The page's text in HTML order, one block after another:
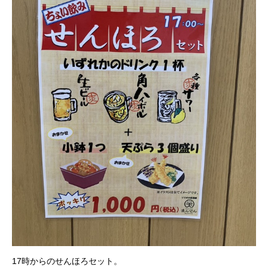
17時からのせんほろセット。